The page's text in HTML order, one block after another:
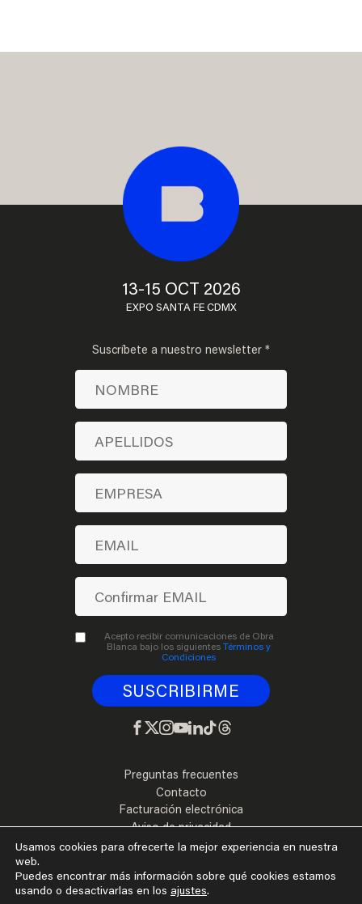
Preguntas frecuentes
Contacto
Facturación electrónica
Aviso de privacidad
Términos y Condiciones
©2026
13-15 OCT 2026
EXPO SANTA FE CDMX
Suscríbete a nuestro newsletter *
Acepto recibir comunicaciones de Obra
Blanca bajo los siguientesTérminos y
Condiciones
Usamos cookies para ofrecerte la mejor experiencia en nuestra
web.
Puedes encontrar más información sobre qué cookies estamos
usando o desactivarlas en los ajustes.